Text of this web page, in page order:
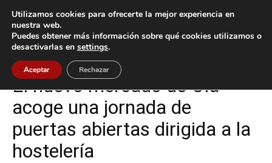
Inicio Oia
Oia
El nuevo mercado de Oia
acoge una jornada de
puertas abiertas dirigida a la
hostelería
Utilizamos cookies para ofrecerte la mejor experiencia en
nuestra web.
Puedes obtener más información sobre qué cookies utilizamos o
desactivarlas en settings.
Aceptar Rechazar